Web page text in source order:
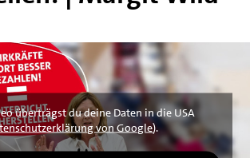
überträgst du deine Daten in die USA
von Google).